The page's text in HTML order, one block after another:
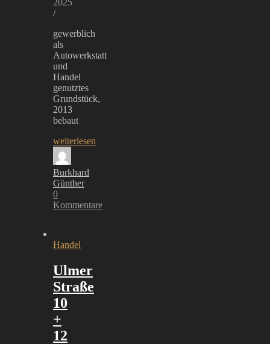
/
gewerblich
als
Autowerkstatt
und
Handel
genutztes
Grundstück,
2013
bebaut
weiterlesen
Burkhard
Günther
0
Kommentare
Handel
Ulmer
Straße
10
+
12